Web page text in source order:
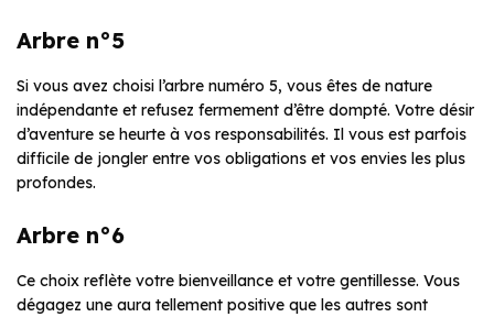
Arbre n°5
Si vous avez choisi l’arbre numéro 5, vous êtes de nature
indépendante et refusez fermement d’être dompté. Votre désir
d’aventure se heurte à vos responsabilités. Il vous est parfois
difficile de jongler entre vos obligations et vos envies les plus
profondes.
Arbre n°6
Ce choix reflète votre bienveillance et votre gentillesse. Vous
dégagez une aura tellement positive que les autres sont